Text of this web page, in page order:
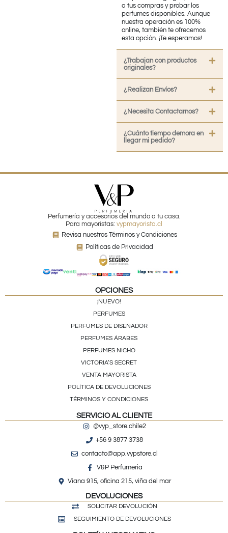
a tus compras y probar los
perfumes disponibles. Aunque
nuestra operación es 100%
online, también te ofrecemos
esta opción. ¡Te esperamos!
¿Trabajan con productos
originales?
¿Realizan Envíos?
¿Necesita Contactarnos?
¿Cuánto tiempo demora en
llegar mi pedido?
Perfumería y accesorios del mundo a tu casa.
Para mayoristas: vypmayorista.cl
Revisa nuestros Términos y Condiciones
Políticas de Privacidad
OPCIONES
¡NUEVO!
PERFUMES
PERFUMES DE DISEÑADOR
PERFUMES ÁRABES
PERFUMES NICHO
VICTORIA’S SECRET
VENTA MAYORISTA
POLÍTICA DE DEVOLUCIONES
TÉRMINOS Y CONDICIONES
SERVICIO AL CLIENTE
@vyp_store.chile2
+56 9 3877 3738
contacto@app.vypstore.cl
V&P Perfumeria
Viana 915, oficina 215, viña del mar
DEVOLUCIONES
SOLICITAR DEVOLUCIÓN
SEGUIMIENTO DE DEVOLUCIONES